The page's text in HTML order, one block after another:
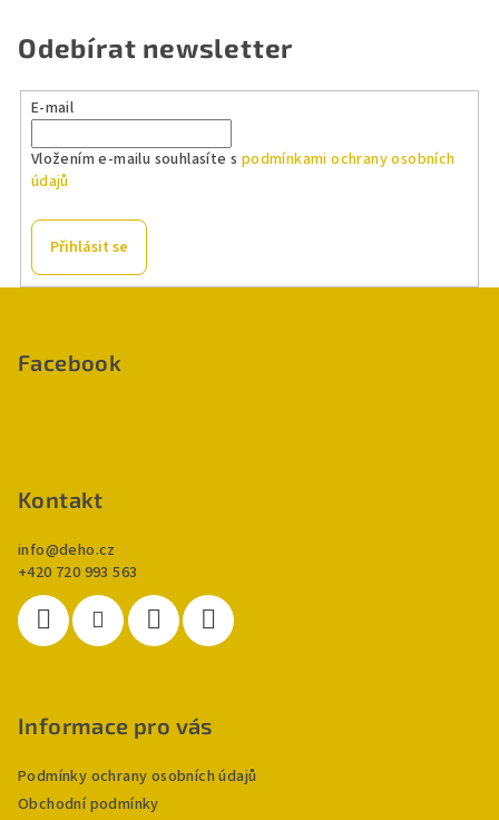
Odebírat newsletter
E-mail
Vložením e-mailu souhlasíte s podmínkami ochrany osobních
údajů
Přihlásit se
Facebook
Kontakt
info@deho.cz
+420 720 993 563
Informace pro vás
Podmínky ochrany osobních údajů
Obchodní podmínky